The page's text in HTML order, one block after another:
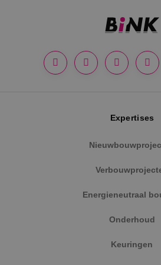
Expertises
Energieneutraal
Onderhoud
Keuringen
VISITOR_PRIVACY_METADATA